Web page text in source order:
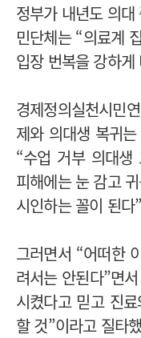
정부가 내년도 의
민단체는 “의료계
입장 번복을 강하게
경제정의실천시민
제와 의대생 복귀
“수업 거부 의대
피해에는 눈 감고
시인하는 꼴이 된다
그러면서 “어떠한
려서는 안된다”면
시켰다고 믿고 진
할 것”이라고 질타